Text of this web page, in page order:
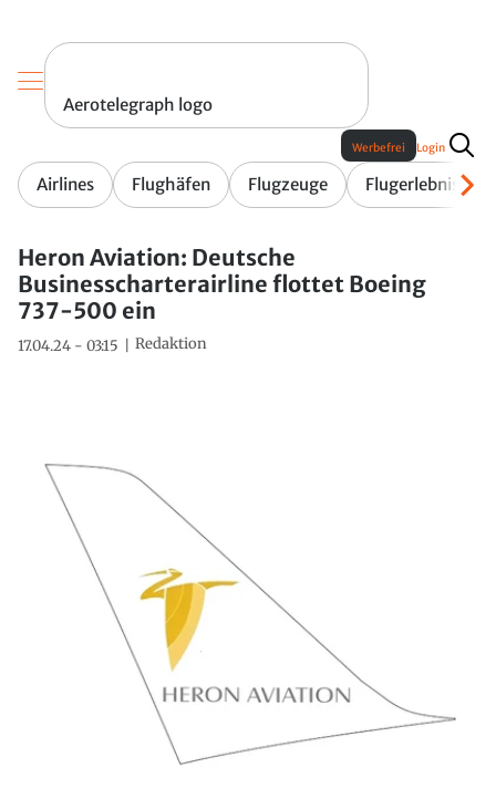
Aerotelegraph logo
Airlines Flughäfen Flugzeuge Flugerlebnis
Werbefrei Login
Heron Aviation: Deutsche
Businesscharterairline flottet Boeing
737-500 ein
17.04.24 - 03:15 Redaktion